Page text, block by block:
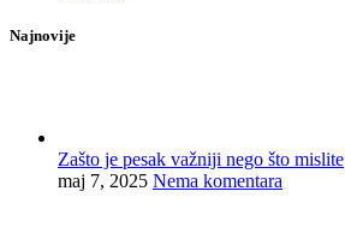
Najnovije
Zašto je pesak važniji nego što mislite
maj 7, 2025 Nema komentara